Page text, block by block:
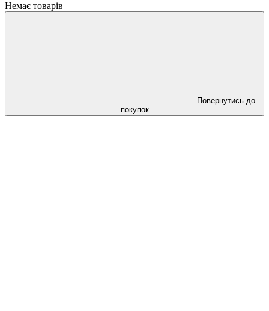
Немає товарів
Повернутись до
покупок